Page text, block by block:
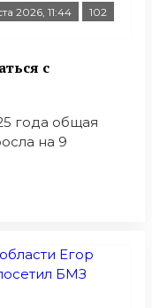
2026, 11:44 102
с
года общая
на 9